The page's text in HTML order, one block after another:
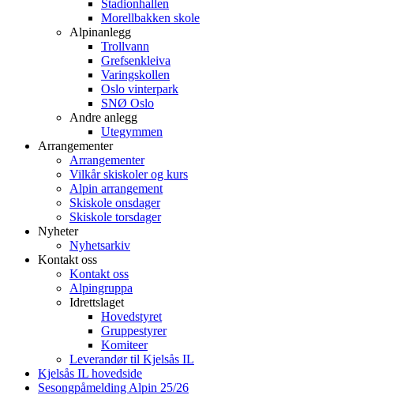
Stadionhallen
Morellbakken skole
Alpinanlegg
Trollvann
Grefsenkleiva
Varingskollen
Oslo vinterpark
SNØ Oslo
Andre anlegg
Utegymmen
Arrangementer
Arrangementer
Vilkår skiskoler og kurs
Alpin arrangement
Skiskole onsdager
Skiskole torsdager
Nyheter
Nyhetsarkiv
Kontakt oss
Kontakt oss
Alpingruppa
Idrettslaget
Hovedstyret
Gruppestyrer
Komiteer
Leverandør til Kjelsås IL
Kjelsås IL hovedside
Sesongpåmelding Alpin 25/26